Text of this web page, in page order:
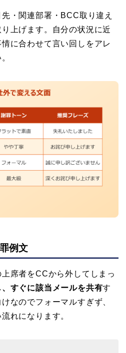
・関連部署・BCC取り違え
上げます。自分の状況に近
に合わせて言い回しをアレ
例文
上席者をCCから外してしまっ
すぐに該当メールを共有す
なのでフォーマルすぎず、
れになります。